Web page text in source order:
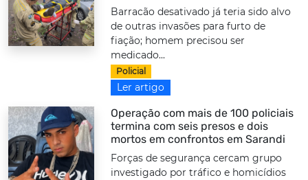
Barracão desativado já teria sido alvo
de outras invasões para furto de
fiação; homem precisou ser
medicado...
Policial
Ler artigo
Operação com mais de 100 policiais
termina com seis presos e dois
mortos em confrontos em Sarandi
Forças de segurança cercam grupo
investigado por tráfico e homicídios